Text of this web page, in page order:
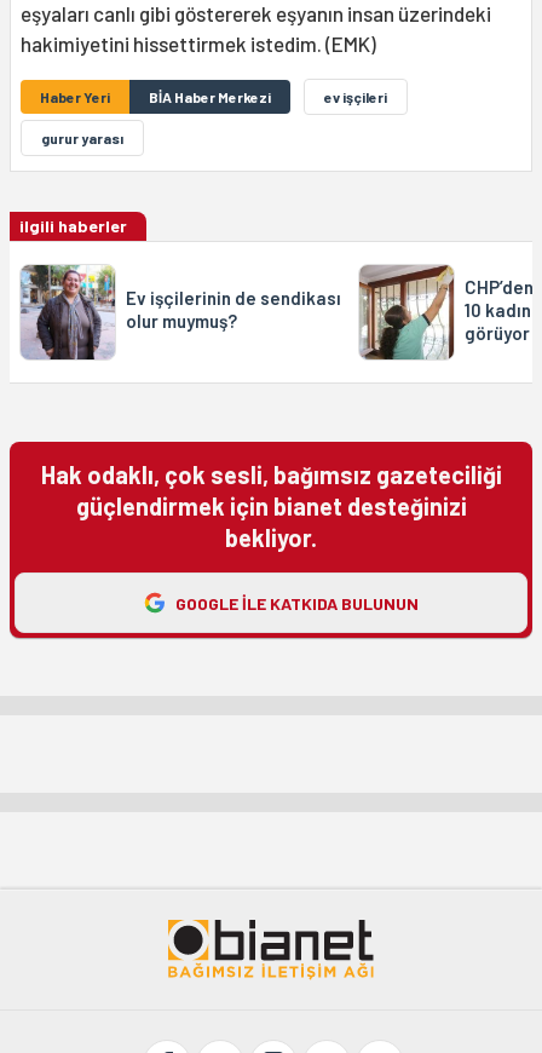
eşyaları canlı gibi göstererek eşyanın insan üzerindeki
hakimiyetini hissettirmek istedim. (EMK)
Haber Yeri BİA Haber Merkezi ev işçileri
gurur yarası
ilgili haberler
Ev işçilerinin de sendikası
olur muymuş?
10
görüyor
Hak odaklı, çok sesli, bağımsız gazeteciliği
güçlendirmek için bianet desteğinizi
bekliyor.
GOOGLE ILE KATKIDA BULUNUN